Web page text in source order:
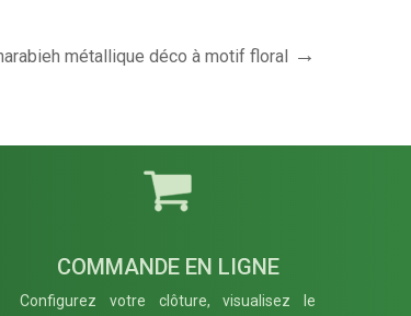
métallique déco à motif floral
COMMANDE EN LIGNE
Configurez votre clôture, visualisez le